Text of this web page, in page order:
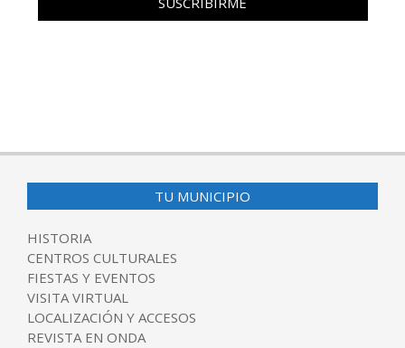
TU MUNICIPIO
HISTORIA
CENTROS CULTURALES
FIESTAS Y EVENTOS
VISITA VIRTUAL
LOCALIZACIÓN Y ACCESOS
REVISTA EN ONDA